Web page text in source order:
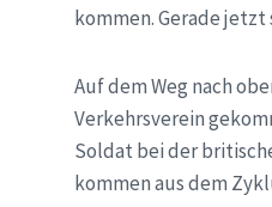
kommen. Gerade
Auf dem Weg nach
Verkehrsverein
Soldat bei der
kommen aus dem